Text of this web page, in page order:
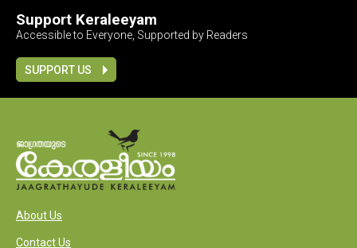
Support Keraleeyam
Accessible to Everyone, Supported by Readers
SUPPORT US
About Us
Contact Us